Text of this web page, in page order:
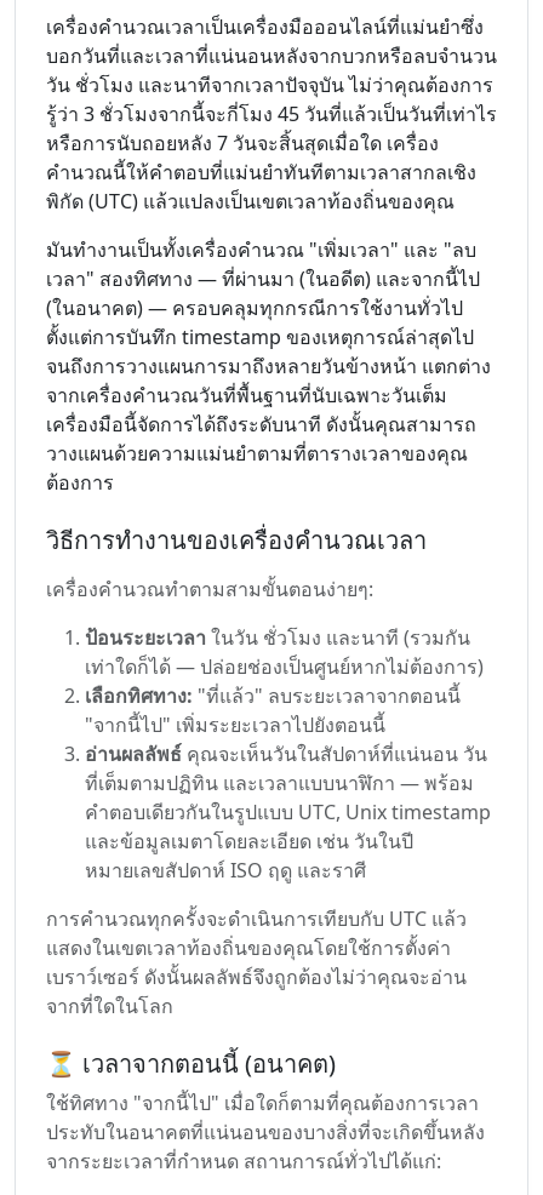
เครื่องคำนวณเวลาเป็นเครื่องมือออนไลน์ที่แม่นยำซึ่ง
บอกวันที่และเวลาที่แน่นอนหลังจากบวกหรือลบจำนวน
วัน ชั่วโมง และนาทีจากเวลาปัจจุบัน ไม่ว่าคุณต้องการ
รู้ว่า 3 ชั่วโมงจากนี้จะกี่โมง 45 วันที่แล้วเป็นวันที่เท่าไร
หรือการนับถอยหลัง 7 วันจะสิ้นสุดเมื่อใด เครื่อง
คำนวณนี้ให้คำตอบที่แม่นยำทันทีตามเวลาสากลเชิง
พิกัด (UTC) แล้วแปลงเป็นเขตเวลาท้องถิ่นของคุณ
มันทำงานเป็นทั้งเครื่องคำนวณ "เพิ่มเวลา" และ "ลบ
เวลา" สองทิศทาง — ที่ผ่านมา (ในอดีต) และจากนี้ไป
(ในอนาคต) — ครอบคลุมทุกกรณีการใช้งานทั่วไป
ตั้งแต่การบันทึก timestamp ของเหตุการณ์ล่าสุดไป
จนถึงการวางแผนการมาถึงหลายวันข้างหน้า แตกต่าง
จากเครื่องคำนวณวันที่พื้นฐานที่นับเฉพาะวันเต็ม
เครื่องมือนี้จัดการได้ถึงระดับนาที ดังนั้นคุณสามารถ
วางแผนด้วยความแม่นยำตามที่ตารางเวลาของคุณ
ต้องการ
วิธีการทำงานของเครื่องคำนวณเวลา
เครื่องคำนวณทำตามสามขั้นตอนง่ายๆ:
ป้อนระยะเวลา ในวัน ชั่วโมง และนาที (รวมกัน
เท่าใดก็ได้ — ปล่อยช่องเป็นศูนย์หากไม่ต้องการ)
เลือกทิศทาง: "ที่แล้ว" ลบระยะเวลาจากตอนนี้
"จากนี้ไป" เพิ่มระยะเวลาไปยังตอนนี้
อ่านผลลัพธ์ คุณจะเห็นวันในสัปดาห์ที่แน่นอน วัน
ที่เต็มตามปฏิทิน และเวลาแบบนาฬิกา — พร้อม
คำตอบเดียวกันในรูปแบบ UTC, Unix timestamp
และข้อมูลเมตาโดยละเอียด เช่น วันในปี
หมายเลขสัปดาห์ ISO ฤดู และราศี
การคำนวณทุกครั้งจะดำเนินการเทียบกับ UTC แล้ว
แสดงในเขตเวลาท้องถิ่นของคุณโดยใช้การตั้งค่า
เบราว์เซอร์ ดังนั้นผลลัพธ์จึงถูกต้องไม่ว่าคุณจะอ่าน
จากที่ใดในโลก
⏳ เวลาจากตอนนี้ (อนาคต)
ใช้ทิศทาง "จากนี้ไป" เมื่อใดก็ตามที่คุณต้องการเวลา
ประทับในอนาคตที่แน่นอนของบางสิ่งที่จะเกิดขึ้นหลัง
จากระยะเวลาที่กำหนด สถานการณ์ทั่วไปได้แก่: